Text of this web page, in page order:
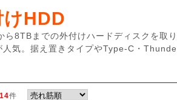
けHDD
ら8TBまでの外付けハードディスクを取
人気。据え置きタイプやType-C・
14件